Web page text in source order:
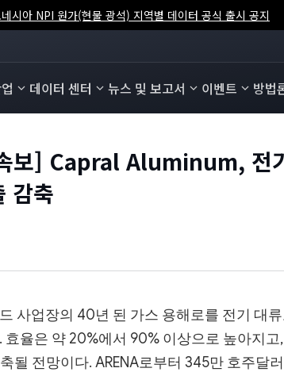
아 NPI 원가(현물 광석) 지역별 데이터 공식 출시 공지
데이터 센터 뉴스 및 보고서 이벤트 방법
보] Capral Aluminum, 전
감축
사업장의 40년 된 가스 용해로를 전기 대
율은 약 20%에서 90% 이상으로 높아지
될 전망이다. ARENA로부터 345만 호주달